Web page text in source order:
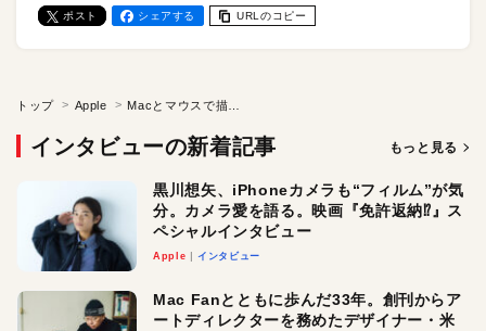
ポスト シェアする URLのコピー
トップ Apple Macとマウスで描く“湘南の風景”──声帯摘出乗り越えたサラリーマン画家の30年
インタビューの新着記事 もっと見る
黒川想矢、iPhoneカメラも“フィルム”が気
分。カメラ愛を語る。映画『免許返納⁉︎』ス
ペシャルインタビュー
Apple インタビュー
Mac Fanとともに歩んだ33年。創刊からア
ートディレクターを務めたデザイナー・米